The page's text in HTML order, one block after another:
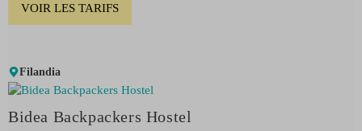
VOIR LES TARIFS
Filandia
Bidea Backpackers Hostel